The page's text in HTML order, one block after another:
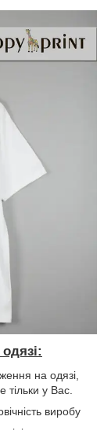
на одязі,
тільки у Вас.
виробу